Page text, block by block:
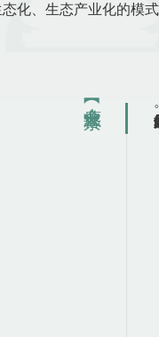
化、生态产业化的模
【企业愿景】
做好非遗